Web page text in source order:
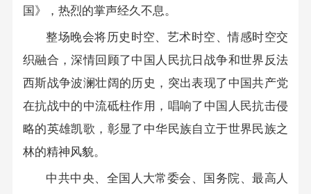
国》，热烈的掌声经久不息。
整场晚会将历史时空、艺术时空、情感时空交
织融合，深情回顾了中国人民抗日战争和世界反法
西斯战争波澜壮阔的历史，突出表现了中国共产党
在抗战中的中流砥柱作用，唱响了中国人民抗击侵
略的英雄凯歌，彰显了中华民族自立于世界民族之
林的精神风貌。
中共中央、全国人大常委会、国务院、最高人